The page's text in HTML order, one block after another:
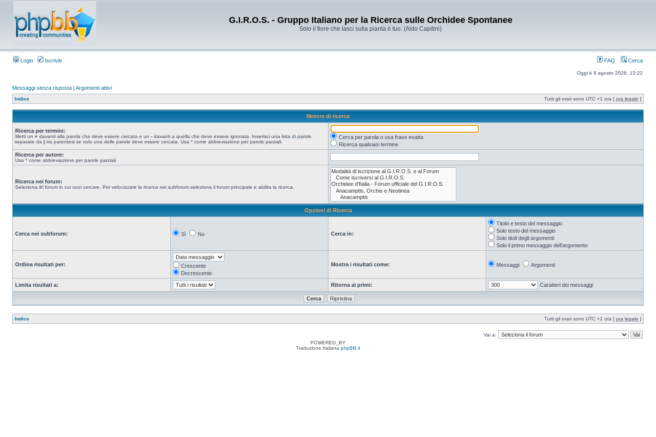
G.I.R.O.S. - Gruppo Italiano per la Ricerca sulle Orchidee Spontanee
Solo il fiore che lasci sulla pianta è tuo. (Aldo Capitini)
Login Iscriviti FAQ Cerca
Oggi è 8 agosto 2026, 13:22
Messaggi senza risposta | Argomenti attivi
Indice Tutti gli orari sono UTC +1 ora [ ora legale ]
Motore di ricerca
Ricerca per termini:
Metti un + davanti alla parola che deve essere cercata e un - davanti a quella che deve essere ignorata. Inserisci una lista di parole
separate da | tra parentesi se solo una delle parole deve essere cercata. Usa * come abbreviazione per parole parziali.
Cerca per parola o usa frase esatta
Ricerca qualsiasi termine
Ricerca per autore:
Usa * come abbreviazione per parole parziali.
Ricerca nei forum:
Seleziona il/i forum in cui vuoi cercare. Per velocizzare la ricerca nei subforum seleziona il forum principale e abilita la ricerca.
Opzioni di Ricerca
Cerca nei subforum: Sì No Cerca in:
Titolo e testo del messaggio
Solo testo del messaggio
Solo titoli degli argomenti
Solo il primo messaggio dell’argomento
Ordina risultati per:
Crescente
Decrescente
Mostra i risultati come: Messaggi Argomenti
Limita risultati a: Ritorna ai primi: Caratteri dei messaggi
Indice Tutti gli orari sono UTC +1 ora [ ora legale ]
Vai a:
POWERED_BY
Traduzione Italiana phpBB.it